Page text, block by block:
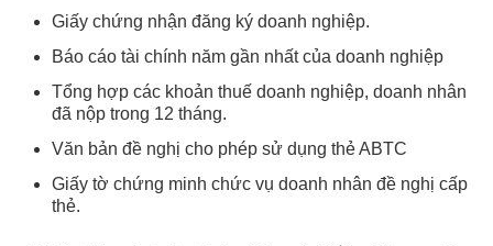
Giấy chứng nhận đăng ký doanh nghiệp.
Báo cáo tài chính năm gần nhất của doanh nghiệp
Tổng hợp các khoản thuế doanh nghiệp, doanh nhân
đã nộp trong 12 tháng.
Văn bản đề nghị cho phép sử dụng thẻ ABTC
Giấy tờ chứng minh chức vụ doanh nhân đề nghị cấp
thẻ.